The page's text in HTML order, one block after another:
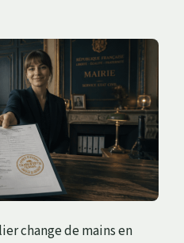
change de mains en